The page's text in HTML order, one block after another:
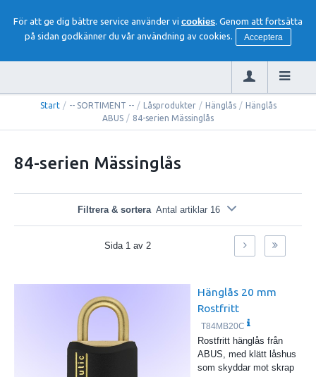
För att ge dig bättre service använder vi cookies. Genom att fortsätta
på sidan godkänner du vår användning av cookies.
Acceptera
Start / -- SORTIMENT -- / Låsprodukter / Hänglås / Hänglås
ABUS / 84-serien Mässinglås
84-serien Mässinglås
Filtrera & sortera Antal artiklar 16
Sida 1 av 2
Hänglås 20 mm
Rostfritt
T84MB20C
Rostfritt hänglås från
ABUS, med klätt låshus
som skyddar mot skrap